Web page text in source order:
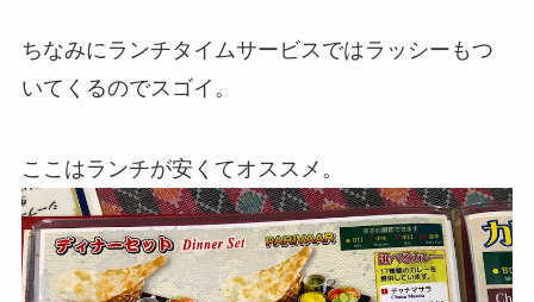
ちなみにランチタイムサービスではラッシーもつ
いてくるのでスゴイ。
ここはランチが安くてオススメ。